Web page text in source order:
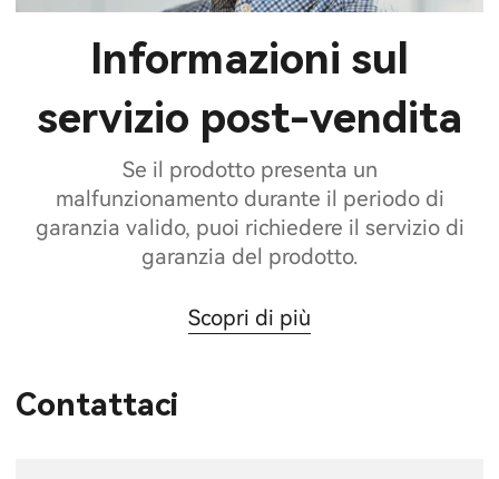
Informazioni sul
servizio post-vendita
Se il prodotto presenta un
malfunzionamento durante il periodo di
garanzia valido, puoi richiedere il servizio di
garanzia del prodotto.
Scopri di più
Contattaci